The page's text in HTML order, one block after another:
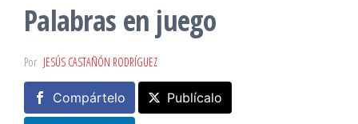
Palabras en juego
Por JESÚS CASTAÑÓN RODRÍGUEZ
Compártelo Publícalo